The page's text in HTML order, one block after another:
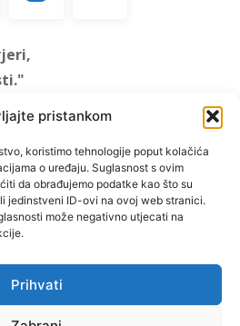
pristankom
koristimo tehnologije poput kolačića
o uređaju. Suglasnost s ovim
da obrađujemo podatke kao što su
jedinstveni ID-ovi na ovoj web stranici.
može negativno utjecati na
Prihvati
iz